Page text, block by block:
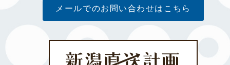
メールでのお問い合わせはこちら